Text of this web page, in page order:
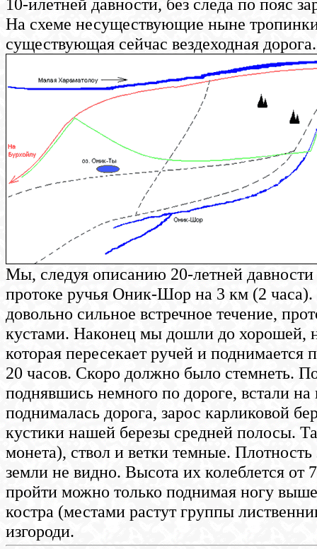
10-илетней давности, без следа по пояс
На схеме несуществующие ныне
существующая сейчас вездеходная
Мы, следуя описанию 20-летней
протоке ручья Оник-Шор на 3 км (2 часа).
довольно сильное встречное течение,
кустами. Наконец мы дошли до хорошей,
которая пересекает ручей и
20 часов. Скоро должно было стемнеть.
поднявшись немного по дороге, встали
поднималась дорога, зарос карликовой
кустики нашей березы средней полосы.
монета), ствол и ветки темные. Плотность
земли не видно. Высота их колеблется
пройти можно только поднимая ногу
костра (местами растут группы
изгороди.